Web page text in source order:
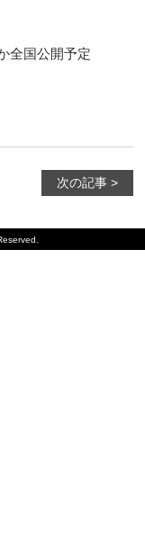
全国公開予定
次の記事 >